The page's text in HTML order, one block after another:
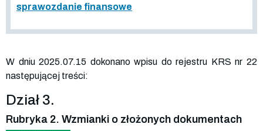
sprawozdanie finansowe
W dniu 2025.07.15 dokonano wpisu do rejestru KRS nr 22
następującej treści:
Dział 3.
Rubryka 2. Wzmianki o złożonych dokumentach